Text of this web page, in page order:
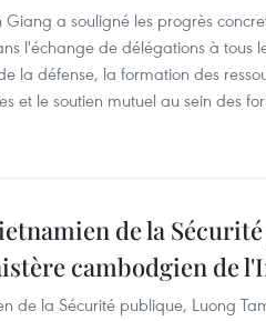
Giang a souligné les progrès
l'échange de délégations à tous
la défense, la formation des
et le soutien mutuel au sein des
de la
cambodgien de
de la Sécurité publique, Luong